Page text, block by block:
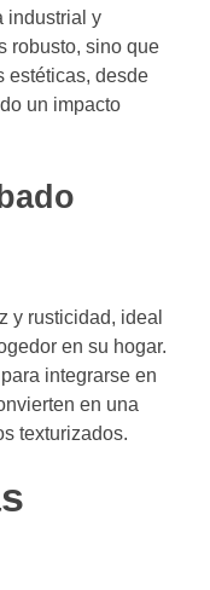
industrial y
robusto, sino que
estéticas, desde
un impacto
y rusticidad, ideal
en su hogar.
integrarse en
en una
texturizados.